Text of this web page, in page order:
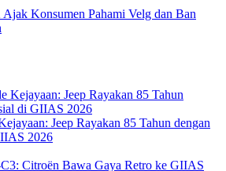
Konsumen Pahami Velg dan Ban
Jeep Rayakan 85 Tahun dengan
2026